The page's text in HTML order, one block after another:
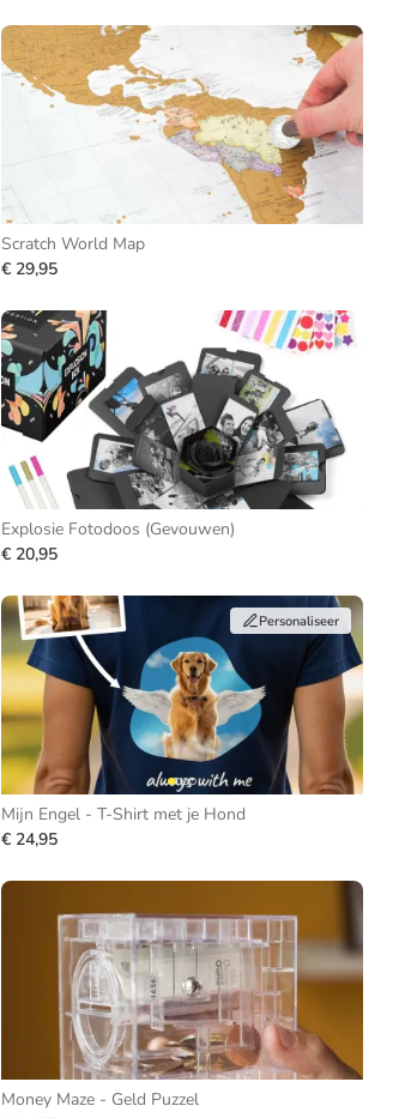
Scratch World Map
€ 29,95
Explosie Fotodoos (Gevouwen)
€ 20,95
Personaliseer
Mijn Engel - T-Shirt met je Hond
€ 24,95
Money Maze - Geld Puzzel